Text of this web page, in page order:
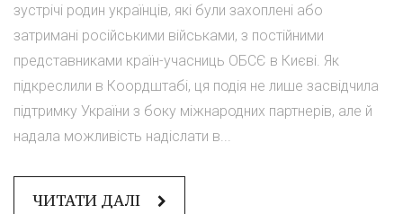
зустрічі родин українців, які були захоплені або
затримані російськими військами, з постійними
представниками країн-учасниць ОБСЄ в Києві. Як
підкреслили в Коордштабі, ця подія не лише засвідчила
підтримку України з боку міжнародних партнерів, але й
надала можливість надіслати в...
ЧИТАТИ ДАЛІ